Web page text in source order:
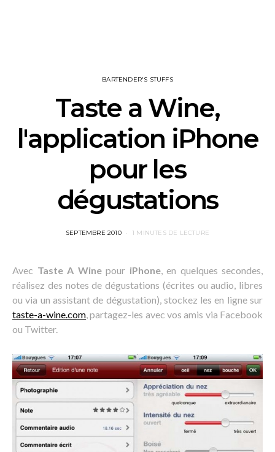
BARTENDER'S STUFFS
Taste a Wine,
l'application iPhone
pour les
dégustations
POSTED
SEPTEMBRE 2010 1 MINUTES DE LECTURE
Avec Taste A Winepour iPhone, en quelques secondes,
réalisez des notes de dégustations (écrites ou audio, libres
ou via un assistant de dégustation), stockez les en ligne sur
taste-a-wine.com, partagez-les avec vos amis via Facebook
ou Twitter.